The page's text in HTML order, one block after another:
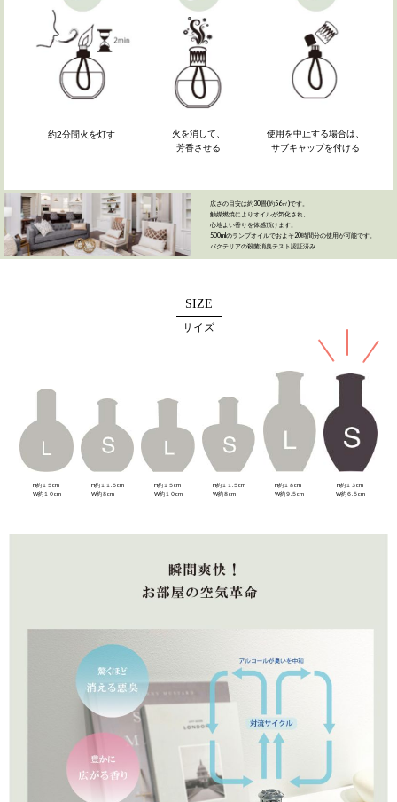
約2分間火を灯す
火を消して、
芳香させる
使用を中止する場合は、
サブキャップを付ける
広さの目安は約30畳(約56㎡)です。
触媒燃焼によりオイルが気化され、
心地よい香りを体感頂けます。
500mlのランプオイルでおよそ20時間分の使用が可能です。
バクテリアの殺菌消臭テスト認証済み
SIZE
サイズ
H約１５cm
W約１０cm
H約１１.５cm
W約８cm
H約１５cm
W約１０cm
H約１１.５cm
W約８cm
H約１８cm
W約９.５cm
H約１３cm
W約６.５cm